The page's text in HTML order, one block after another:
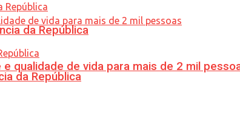
qualidade de vida para mais de 2 mil
da República
da República